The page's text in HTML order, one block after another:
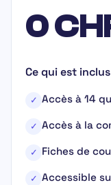
0
Ce qui est
✓ Accès à 14
✓ Accès à la
✓ Fiches de
✓ Accessible